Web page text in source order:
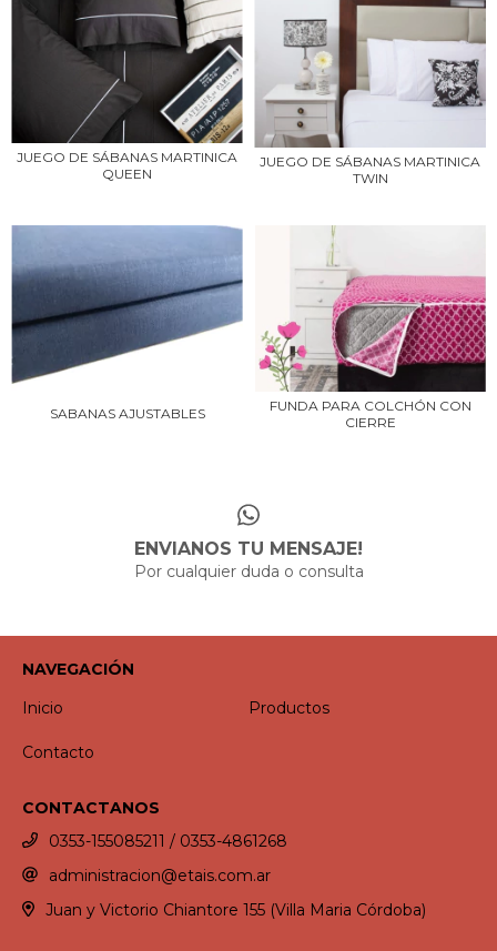
JUEGO DE SÁBANAS MARTINICA
QUEEN
JUEGO DE SÁBANAS MARTINICA
TWIN
SABANAS AJUSTABLES
FUNDA PARA COLCHÓN CON
CIERRE
ENVIANOS TU MENSAJE!
Por cualquier duda o consulta
NAVEGACIÓN
Inicio
Productos
Contacto
CONTACTANOS
0353-155085211 / 0353-4861268
administracion@etais.com.ar
Juan y Victorio Chiantore 155 (Villa Maria Córdoba)